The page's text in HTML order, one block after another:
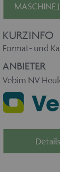
MASCHINE
KURZINFO
Format- und
ANBIETER
Vebim NV